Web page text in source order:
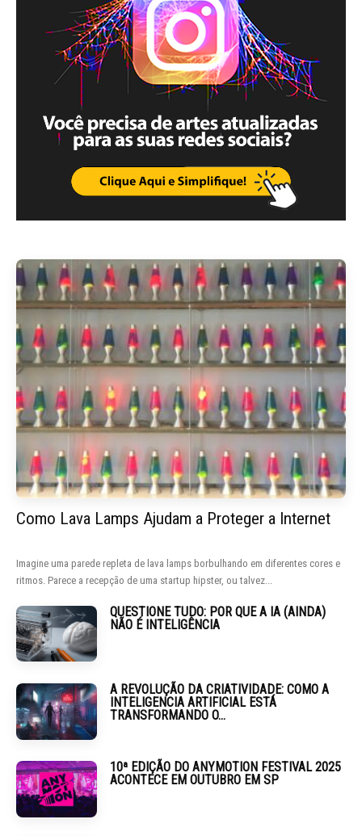
Como Lava Lamps Ajudam a Proteger a Internet
Imagine uma parede repleta de lava lamps borbulhando em diferentes cores e
ritmos. Parece a recepção de uma startup hipster, ou talvez...
QUESTIONE TUDO: POR QUE A IA (AINDA)
NÃO É INTELIGÊNCIA
A REVOLUÇÃO DA CRIATIVIDADE: COMO A
INTELIGENCIA ARTIFICIAL ESTÁ
TRANSFORMANDO O...
10ª EDIÇÃO DO ANYMOTION FESTIVAL 2025
ACONTECE EM OUTUBRO EM SP